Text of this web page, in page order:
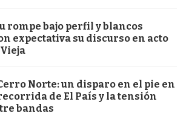
rompe bajo perfil y blancos
expectativa su discurso en acto
Norte: un disparo en el pie en
de El País y la tensión
bandas